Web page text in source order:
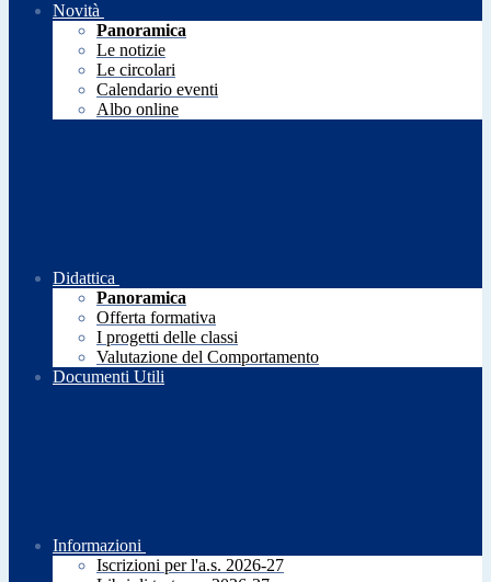
Novità
Panoramica
Le notizie
Le circolari
Calendario eventi
Albo online
Didattica
Panoramica
Offerta formativa
I progetti delle classi
Valutazione del Comportamento
Documenti Utili
Informazioni
Iscrizioni per l'a.s. 2026-27